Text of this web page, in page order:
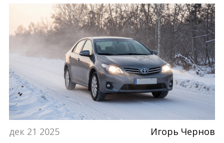
дек 21 2025 Игорь Чернов